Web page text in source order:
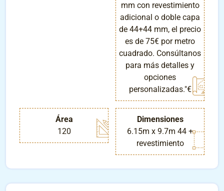
mm con revestimiento
adicional o doble capa
de 44+44 mm, el precio
es de 75€ por metro
cuadrado. Consúltanos
para más detalles y
opciones
personalizadas."€
Área
120
Dimensiones
6.15m x 9.7m 44 +
revestimiento